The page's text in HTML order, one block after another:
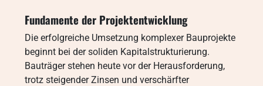
Fundamente der Projektentwicklung
Die erfolgreiche Umsetzung komplexer Bauprojekte
beginnt bei der soliden Kapitalstrukturierung.
Bauträger stehen heute vor der Herausforderung,
trotz steigender Zinsen und verschärfter